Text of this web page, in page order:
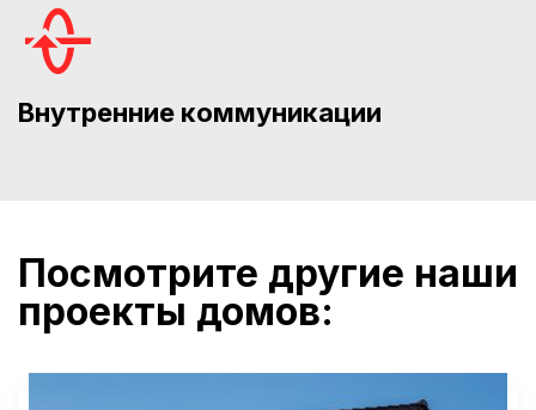
Внутренние коммуникации
Посмотрите другие наши
проекты домов: